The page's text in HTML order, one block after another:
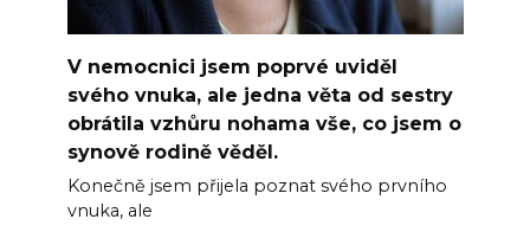
V nemocnici jsem poprvé uviděl
svého vnuka, ale jedna věta od sestry
obrátila vzhůru nohama vše, co jsem o
synově rodině věděl.
Konečně jsem přijela poznat svého prvního
vnuka, ale